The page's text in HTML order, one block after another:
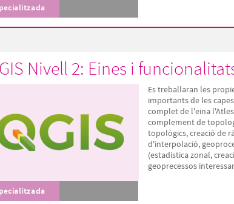
Nivell 2: Eines i
Es treballaran les
importants de les
complet de l'eina
complement de
topològics, creació de
d'interpolació,
(estadística zonal,
geoprecessos